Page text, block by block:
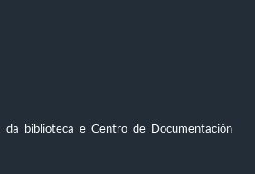
da biblioteca e Centro de Documentación